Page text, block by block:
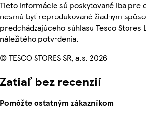
Tieto informácie sú poskytované iba pre
nesmú byť reprodukované žiadnym
predchádzajúceho súhlasu Tesco Stores
náležitého potvrdenia.
© TESCO STORES SR, a.s. 2026
Zatiaľ bez recenzií
Pomôžte ostatným zákazníkom